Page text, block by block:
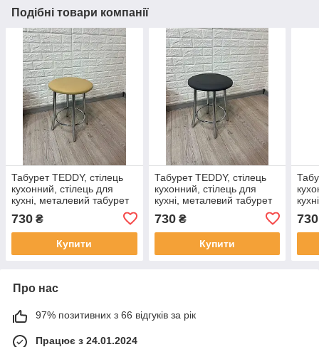
Подібні товари компанії
Табурет TEDDY, стілець
кухонний, стілець для
кухні, металевий табурет
730 ₴
Купити
Табурет TEDDY, стілець
кухонний, стілець для
кухні, металевий табурет
730₴
Купити
730
Про нас
97% позитивних з 66 відгуків за рік
Працює з 24.01.2024